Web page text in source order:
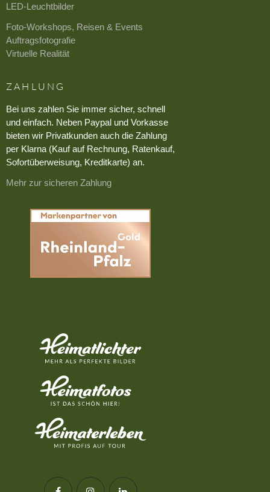
LED-Leuchtbilder
Foto-Workshops, Reisen & Events
Auftragsfotografie
Virtuelle Realität
ZAHLUNG
Bei uns zahlen Sie immer sicher, schnell
und einfach. Neben Paypal und Vorkasse
bieten wir Privatkunden auch die Zahlung
per Klarna (Kauf auf Rechnung, Ratenkauf,
Sofortüberweisung, Kreditkarte) an.
Mehr zur sicheren Zahlung